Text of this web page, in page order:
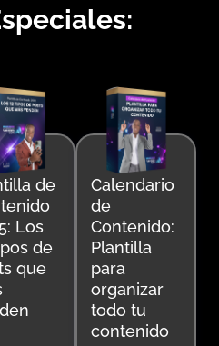
de
Los
de
que
Calendario
de
Contenido:
Plantilla
para
organizar
todo tu
contenido